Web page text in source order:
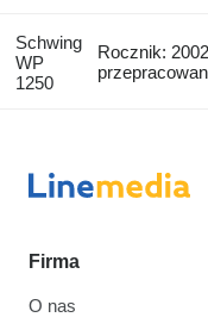
Schwing
WP
1250
Rocznik:
Firma
O nas